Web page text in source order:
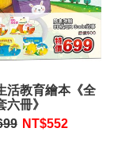
活教育繪本《全
六冊》
NT$552